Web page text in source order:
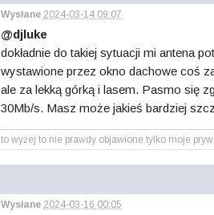
Wysłane 2024-03-14 09:07
@djluke
dokładnie do takiej sytuacji mi antena
wystawione przez okno dachowe coś
ale za lekką górką i lasem. Pasmo się
30Mb/s. Masz może jakieś bardziej
to wyżej to nie prawdy objawione tylko moje
Wysłane 2024-03-16 00:05